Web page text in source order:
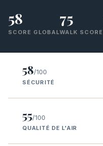
58
SCORE GLOBAL
75
WALK SCORE
58/100
SÉCURITÉ
55/100
QUALITÉ DE L'AIR